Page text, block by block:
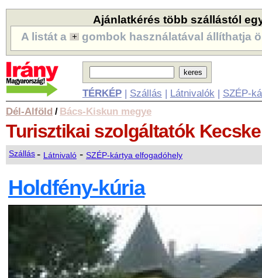
Ajánlatkérés több szállástól
A listát a
gombok használatával állíthatja
TÉRKÉP| Szállás | Látnivalók | SZÉP-
Dél-Alföld / Bács-Kiskun megye
Turisztikai szolgáltatók
Szállás- Látnivaló - SZÉP-kártya elfogadóhely
Holdfény-kúria